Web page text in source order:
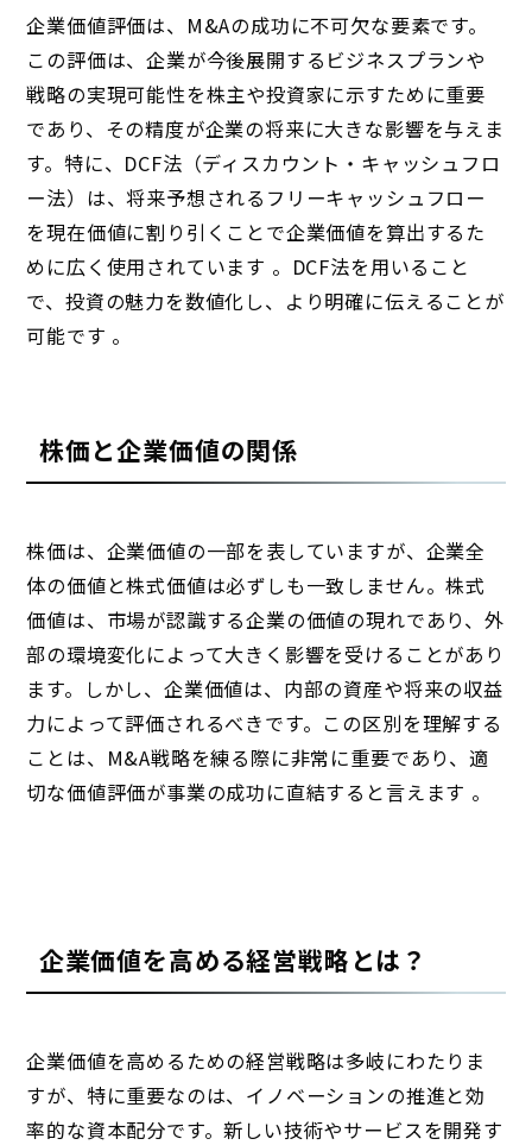
企業価値評価は、M&Aの成功に不可欠な要素です。
この評価は、企業が今後展開するビジネスプランや
戦略の実現可能性を株主や投資家に示すために重要
であり、その精度が企業の将来に大きな影響を与えま
す。特に、DCF法（ディスカウント・キャッシュフロ
ー法）は、将来予想されるフリーキャッシュフロー
を現在価値に割り引くことで企業価値を算出するた
めに広く使用されています 。DCF法を用いること
で、投資の魅力を数値化し、より明確に伝えることが
可能です 。
株価と企業価値の関係
株価は、企業価値の一部を表していますが、企業全
体の価値と株式価値は必ずしも一致しません。株式
価値は、市場が認識する企業の価値の現れであり、外
部の環境変化によって大きく影響を受けることがあり
ます。しかし、企業価値は、内部の資産や将来の収益
力によって評価されるべきです。この区別を理解する
ことは、M&A戦略を練る際に非常に重要であり、適
切な価値評価が事業の成功に直結すると言えます 。
企業価値を高める経営戦略とは？
企業価値を高めるための経営戦略は多岐にわたりま
すが、特に重要なのは、イノベーションの推進と効
率的な資本配分です。新しい技術やサービスを開発す